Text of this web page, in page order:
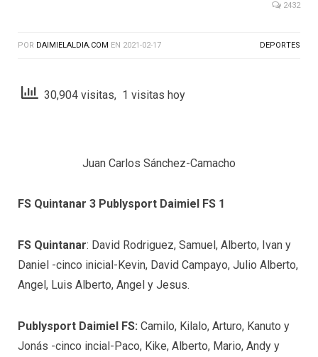
2432
POR DAIMIELALDIA.COM EN 2021-02-17 DEPORTES
30,904 visitas, 1 visitas hoy
Juan Carlos Sánchez-Camacho
FS Quintanar 3 Publysport Daimiel FS 1
FS Quintanar: David Rodriguez, Samuel, Alberto, Ivan y
Daniel -cinco inicial-Kevin, David Campayo, Julio Alberto,
Angel, Luis Alberto, Angel y Jesus.
Publysport Daimiel FS: Camilo, Kilalo, Arturo, Kanuto y
Jonás -cinco incial-Paco, Kike, Alberto, Mario, Andy y